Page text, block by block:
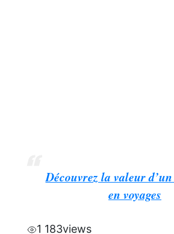
Découvrez la valeur
en voyages
1 183views